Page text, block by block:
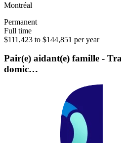
Montréal
Permanent
Full time
$111,423 to $144,851 per year
Pair(e) aidant(e) famille -
domic…